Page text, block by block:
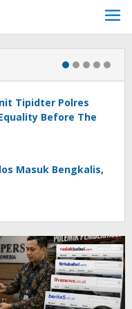
Tipidter Polres
Before The
Masuk Bengkalis,